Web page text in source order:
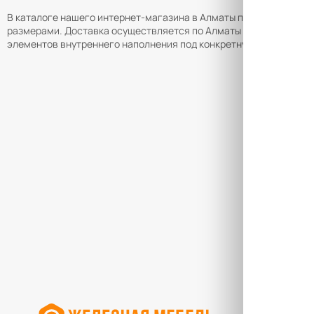
В каталоге нашего интернет-магазина в Алматы представлены
размерами. Доставка осуществляется по Алматы и в другие
элементов внутреннего наполнения под конкретную